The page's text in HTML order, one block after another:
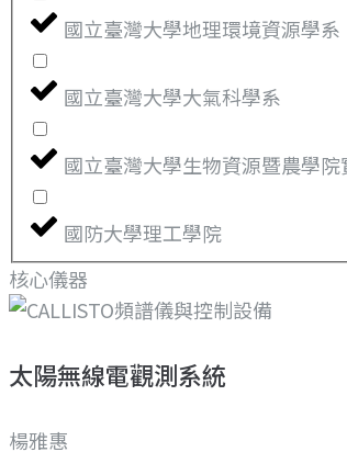
國立臺灣大學地理環境資源學系
國立臺灣大學大氣科學系
國立臺灣大學生物資源暨農學
國防大學理工學院
核心儀器
太陽無線電觀測系統
楊雅惠